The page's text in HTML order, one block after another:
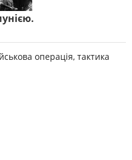
операція, тактика